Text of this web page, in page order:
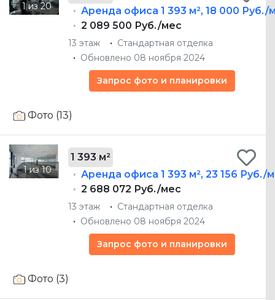
Аренда офиса 1 393 м², 18 000 Руб./
2 089 500 Руб./мес
13 этаж
Стандартная отделка
Обновлено 08 ноября 2024
Запрос фото и планировки
Фото (13)
1 393 м²
Аренда офиса 1 393 м², 23 156 Руб./
2 688 072 Руб./мес
13 этаж
Стандартная отделка
Обновлено 08 ноября 2024
Запрос фото и планировки
Фото (3)